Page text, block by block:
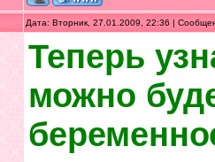
Дата: Вторник, 27.01.2009, 22:36 |
Теперь
можно